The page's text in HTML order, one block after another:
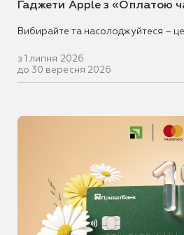
Гаджети Apple з «Оплатою
Вибирайте та насолоджуйтеся –
з 1 липня 2026
до 30 вересня 2026